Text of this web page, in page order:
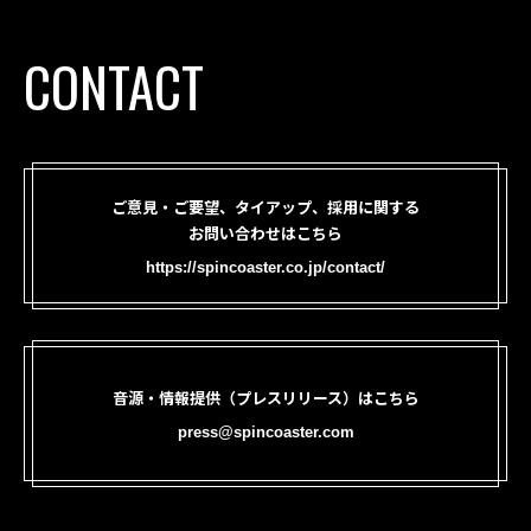
CONTACT
ご意見・ご要望、タイアップ、採用に関する
お問い合わせはこちら
https://spincoaster.co.jp/contact/
音源・情報提供（プレスリリース）はこちら
press@spincoaster.com